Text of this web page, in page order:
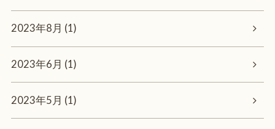
2023年8月 (1)
2023年6月 (1)
2023年5月 (1)